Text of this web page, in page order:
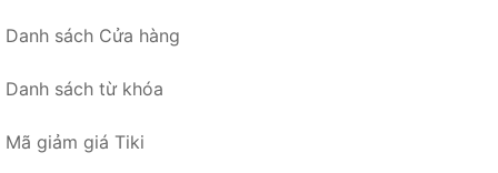
Danh sách Cửa hàng
Danh sách từ khóa
Mã giảm giá Tiki